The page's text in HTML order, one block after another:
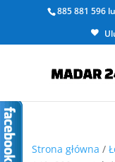
885 881 596
Strona główna /